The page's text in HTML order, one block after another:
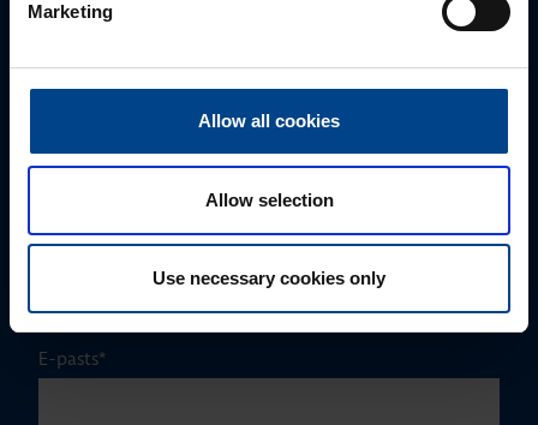
Marketing
Allow all cookies
Allow selection
Use necessary cookies only
Uzvārds*
Uzņēmums
E-pasts*